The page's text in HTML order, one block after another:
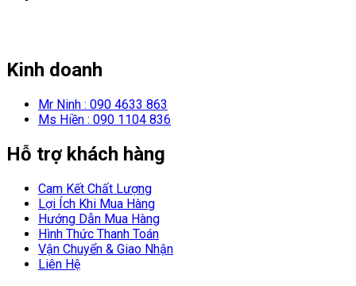
Kinh doanh
Mr Ninh : 090 4633 863
Ms Hiền : 090 1104 836
Hỗ trợ khách hàng
Cam Kết Chất Lượng
Lợi Ích Khi Mua Hàng
Hướng Dẫn Mua Hàng
Hình Thức Thanh Toán
Vận Chuyển & Giao Nhận
Liên Hệ